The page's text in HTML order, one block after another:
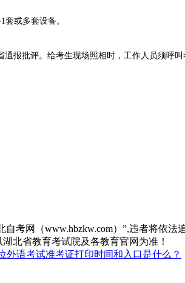
或多套设备。
报批评。 给考生现场照相时，工作人员须呼
考网（www.hbzkw.com）”,违者将依法
北省教育考试院及各教育官网为准！
外语考试准考证打印时间和入口是什么？